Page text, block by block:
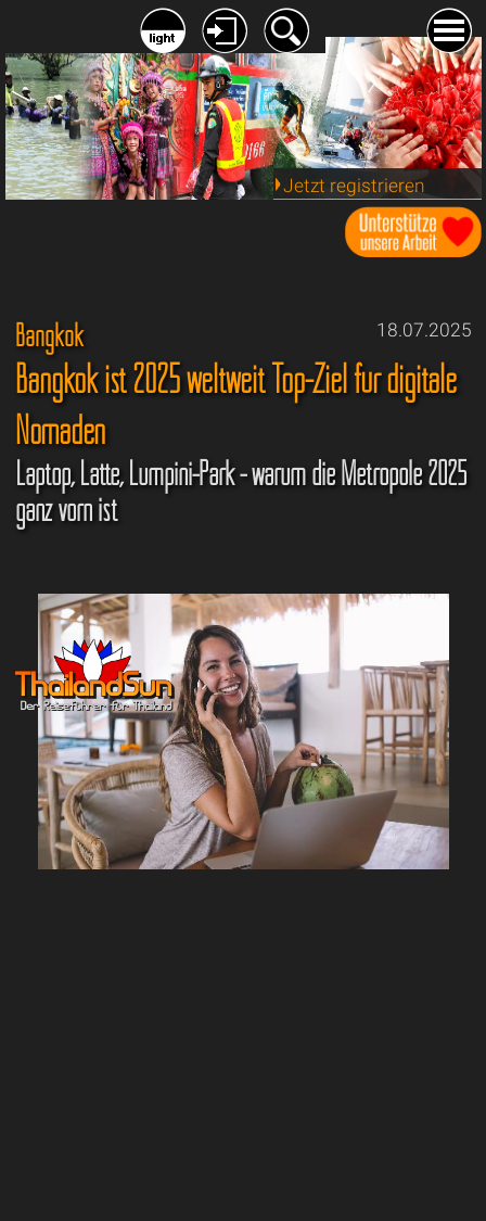
Jetzt registrieren
18.07.2025
Bangkok
Bangkok ist 2025 weltweit Top-Ziel für digitale
Nomaden
Laptop, Latte, Lumpini-Park - warum die Metropole 2025
ganz vorn ist